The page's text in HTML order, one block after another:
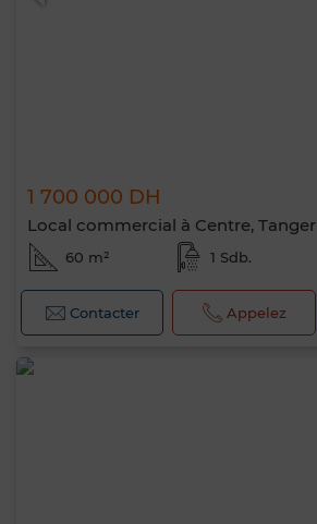
1 700 000 DH
Local commercial à Centre, Tanger
60 m² 1 Sdb.
Contacter Appelez